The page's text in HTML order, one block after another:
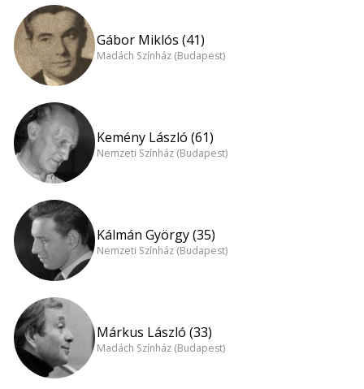
Gábor Miklós (41)
Madách Színház (Budapest)
Kemény László (61)
Nemzeti Színház (Budapest)
Kálmán György (35)
Nemzeti Színház (Budapest)
Márkus László (33)
Madách Színház (Budapest)